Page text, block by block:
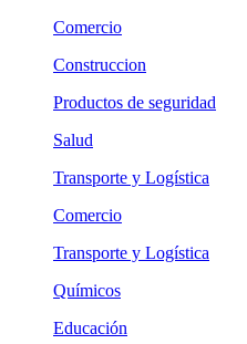
Comercio
Construccion
Productos de seguridad
Salud
Transporte y Logística
Comercio
Transporte y Logística
Químicos
Educación